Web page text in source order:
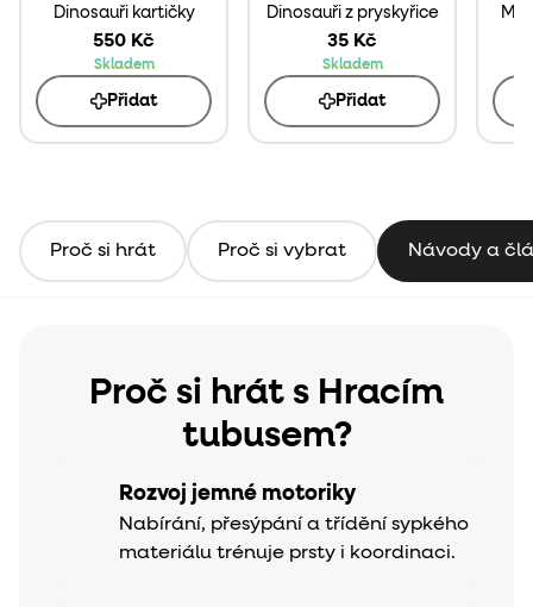
Dinosauři kartičky
550 Kč
Skladem
Přidat
Dinosauři z pryskyřice
35 Kč
Skladem
Přidat
Proč si hrát Proč si vybrat Návody a
Proč si hrát s Hracím
tubusem?
Rozvoj jemné motoriky
Nabírání, přesýpání a třídění sypkého
materiálu trénuje prsty i koordinaci.